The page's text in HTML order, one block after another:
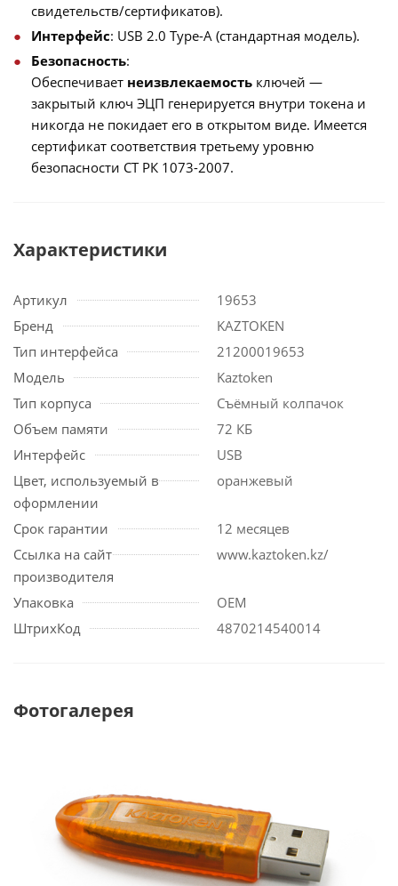
свидетельств/сертификатов).
Интерфейс: USB 2.0 Type-A (стандартная модель).
Безопасность:
Обеспечивает неизвлекаемость ключей —
закрытый ключ ЭЦП генерируется внутри токена и
никогда не покидает его в открытом виде. Имеется
сертификат соответствия третьему уровню
безопасности СТ РК 1073-2007.
Характеристики
Артикул
19653
Бренд
KAZTOKEN
Тип интерфейса
21200019653
Модель
Kaztoken
Тип корпуса
Съёмный колпачок
Объем памяти
72 КБ
Интерфейс
USB
Цвет, используемый в
оформлении
оранжевый
Срок гарантии
12 месяцев
Ссылка на сайт
производителя
www.kaztoken.kz/
Упаковка
OEM
ШтрихКод
4870214540014
Фотогалерея